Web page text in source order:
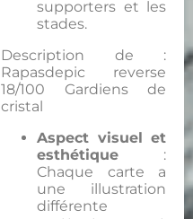
supporters et les
stades.
Description de :
Rapasdepic reverse
18/100 Gardiens de
cristal
Aspect visuel et
esthétique :
Chaque carte a
une illustration
différente